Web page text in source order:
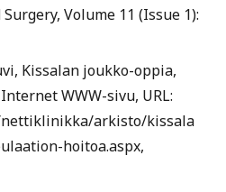
Volume 11 (Issue 1):
Kissalan joukko-oppia,
WWW-sivu, URL:
arkisto/kissala
hoitoa.aspx,